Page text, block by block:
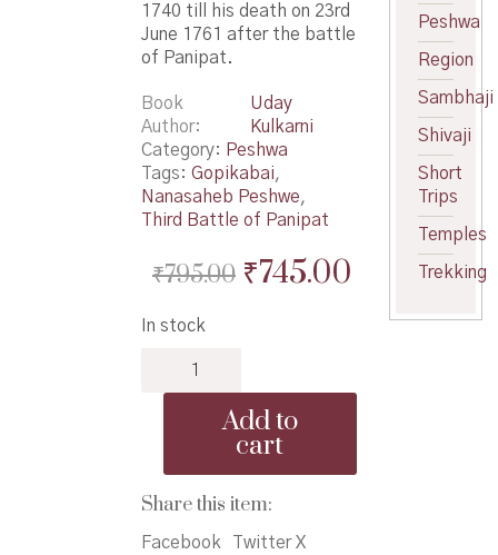
1740 till his death on 23rd
June 1761 after the battle
of Panipat.
Book
Author
Uday
Kulkarni
Category: Peshwa
Tags: Gopikabai,
Nanasaheb Peshwe,
Third Battle of Panipat
₹795.00 Original
₹745.00Current
In stock
Peshwa
Kalkhand
-
पेशवा
Add to
cart
Share this item:
Facebook
Twitter X
Peshwa
Region
Sambhaji
Shivaji
Short
Trips
Temples
Trekking